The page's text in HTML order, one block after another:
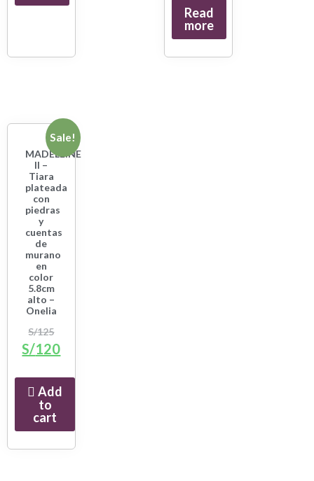
Read
more
Sale!
MADELEINE
II –
Tiara
plateada
con
piedras
y
cuentas
de
murano
en
color
5.8cm
alto –
Onelia
S/125
S/120
Add
to
cart